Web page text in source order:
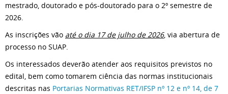
mestrado, doutorado e pós-doutorado para o 2º semestre de
2026.
As inscrições vão até o dia 17 de julho de 2026, via abertura de
processo no SUAP.
Os interessados deverão atender aos requisitos previstos no
edital, bem como tomarem ciência das normas institucionais
descritas nas Portarias Normativas RET/IFSP nº 12 e nº 14, de 7